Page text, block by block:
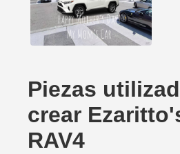
Piezas
crear
RAV4